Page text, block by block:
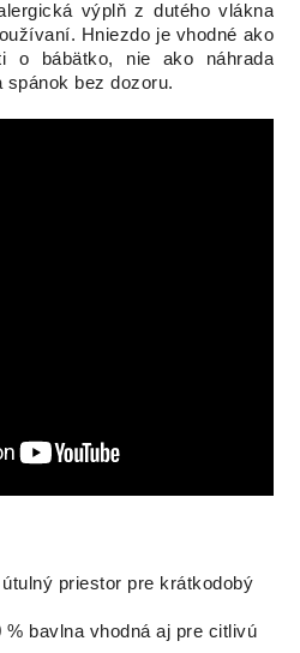
výplň z dutého vlákna
Hniezdo je vhodné ako
o bábätko, nie ako náhrada
spánok bez dozoru.
priestor pre krátkodobý
% bavlna vhodná aj pre citlivú